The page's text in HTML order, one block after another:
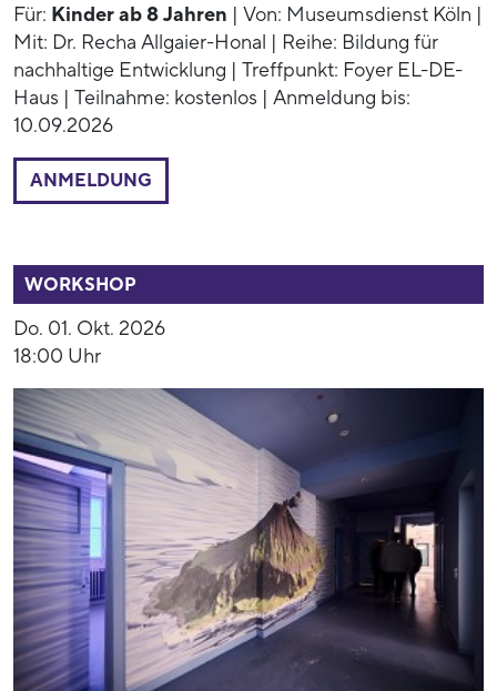
Für: Kinder ab 8 Jahren | Von: Museumsdienst Köln |
Mit: Dr. Recha Allgaier-Honal | Reihe: Bildung für
nachhaltige Entwicklung | Treffpunkt: Foyer EL-DE-
Haus | Teilnahme: kostenlos | Anmeldung bis:
10.09.2026
ANMELDUNG
WORKSHOP
Do. 01. Okt. 2026
18:00 Uhr